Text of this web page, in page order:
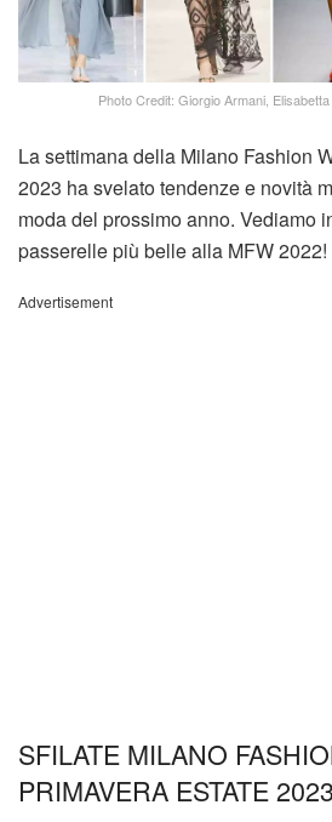
Photo Credit: Giorgio Armani,
La settimana della Milano Fashion
2023 ha svelato tendenze e novità
moda del prossimo anno. Vediamo
passerelle più belle alla MFW 2022!
Advertisement
SFILATE MILANO
PRIMAVERA ESTATE 2023